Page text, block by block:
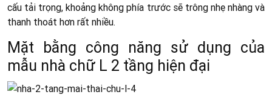
cấu tải trọng, khoảng không phía trước sẽ trông nhẹ nhàng và
thanh thoát hơn rất nhiều.
Mặt bằng công năng sử dụng của
mẫu nhà chữ L 2 tầng hiện đại